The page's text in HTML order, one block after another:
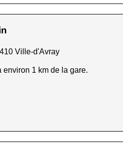
Ville-d'Avray
1 km de la gare.